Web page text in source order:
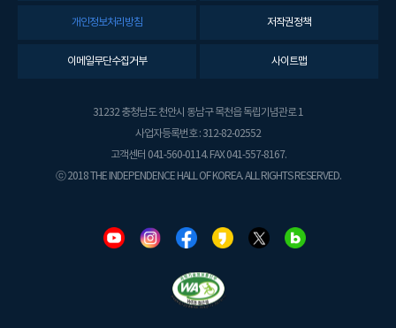
개인정보처리방침 저작권정책
이메일무단수집거부 사이트맵
31232 충청남도 천안시 동남구 목천읍 독립기념관로 1
사업자등록번호 : 312-82-02552
고객센터 041-560-0114. FAX 041-557-8167.
ⓒ 2018 THE INDEPENDENCE HALL OF KOREA. ALL RIGHTS RESERVED.